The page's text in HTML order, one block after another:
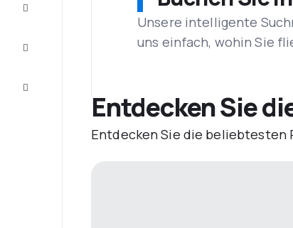
Unsere intelligente
uns einfach, wohin Sie
Entdecken Sie
Entdecken Sie die beliebtesten